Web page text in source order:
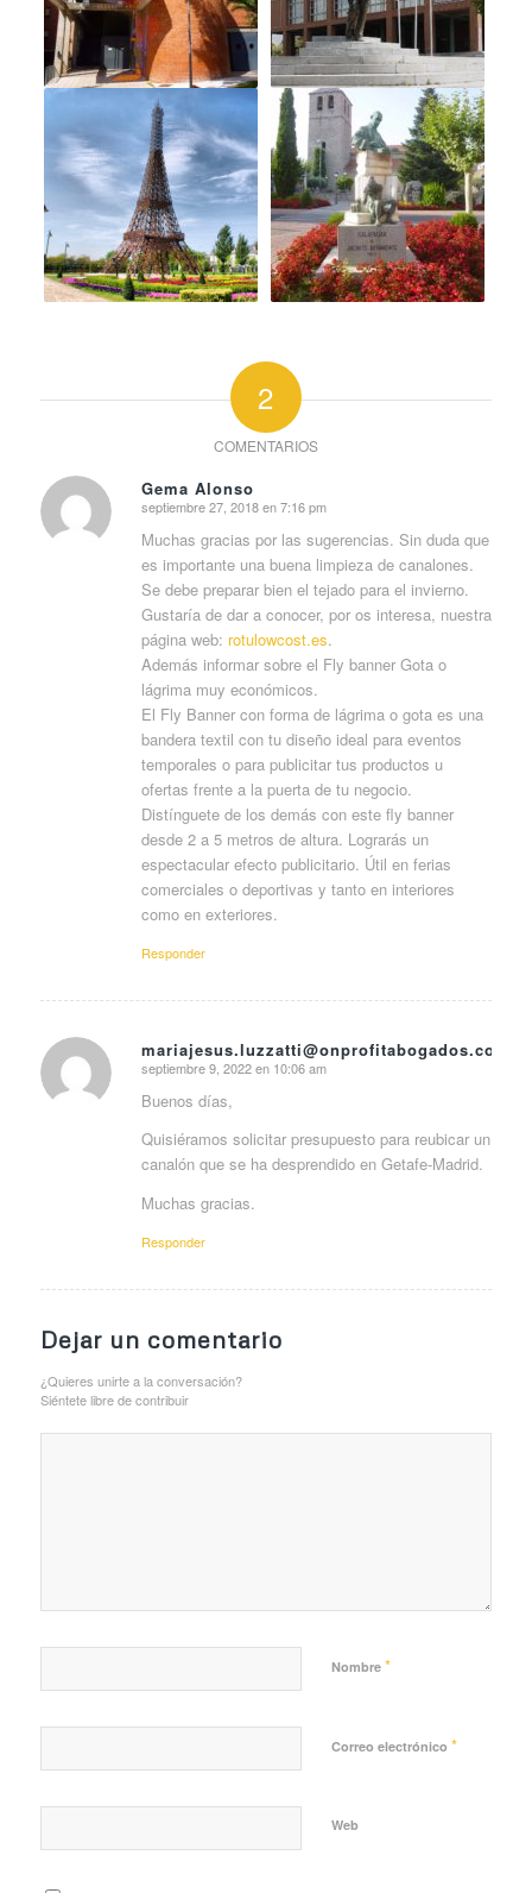
2
COMENTARIOS
Gema Alonso
Dice:
septiembre 27, 2018 en 7:16 pm
Muchas gracias por las sugerencias. Sin duda que
es importante una buena limpieza de canalones.
Se debe preparar bien el tejado para el invierno.
Gustaría de dar a conocer, por os interesa, nuestra
página web: rotulowcost.es.
Además informar sobre el Fly banner Gota o
lágrima muy económicos.
El Fly Banner con forma de lágrima o gota es una
bandera textil con tu diseño ideal para eventos
temporales o para publicitar tus productos u
ofertas frente a la puerta de tu negocio.
Distínguete de los demás con este fly banner
desde 2 a 5 metros de altura. Lograrás un
espectacular efecto publicitario. Útil en ferias
comerciales o deportivas y tanto en interiores
como en exteriores.
Responder
mariajesus.luzzatti@onprofitabogados.com
Dice:
septiembre 9, 2022 en 10:06 am
Buenos días,
Quisiéramos solicitar presupuesto para reubicar un
canalón que se ha desprendido en Getafe-Madrid.
Muchas gracias.
Responder
Dejar un comentario
¿Quieres unirte a la conversación?
Siéntete libre de contribuir
Nombre *
Correo electrónico *
Web